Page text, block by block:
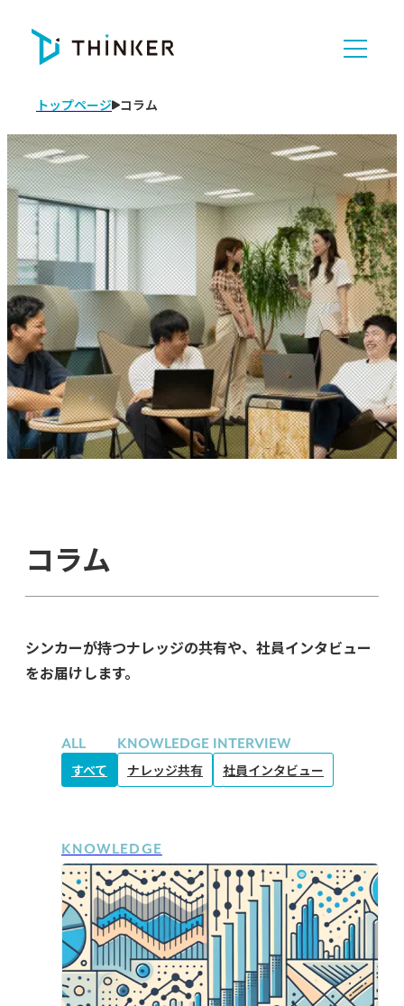
トップページ コラム
コラム
シンカーが持つナレッジの共有や、社員インタビュー
をお届けします。
ALL
すべて
KNOWLEDGE
ナレッジ共有
INTERVIEW
社員インタビュー
KNOWLEDGE